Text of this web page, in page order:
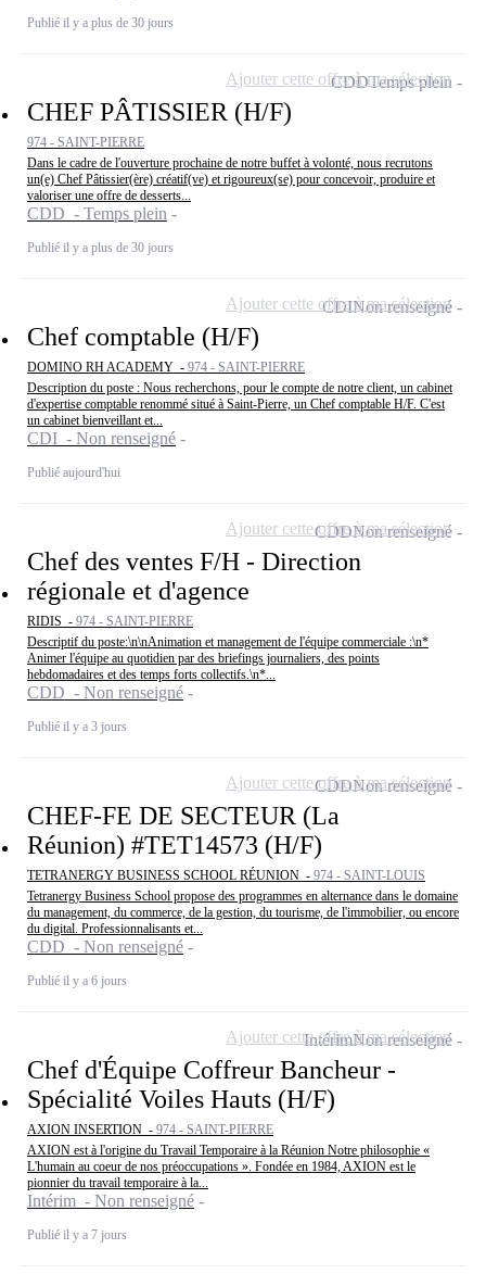
Publié il y a plus de 30 jours
CHEF PÂTISSIER (H/F)
974 - SAINT-PIERRE
Dans le cadre de l'ouverture prochaine de notre buffet à volonté, nous recrutons
un(e) Chef Pâtissier(ère) créatif(ve) et rigoureux(se) pour concevoir, produire et
valoriser une offre de desserts...
CDD - Temps plein
Publié il y a plus de 30 jours
CDDTemps plein
Ajouter cette offre à ma sélection
Chef comptable (H/F)
DOMINO RH ACADEMY - 974 - SAINT-PIERRE
Description du poste : Nous recherchons, pour le compte de notre client, un cabinet
d'expertise comptable renommé situé à Saint-Pierre, un Chef comptable H/F. C'est
un cabinet bienveillant et...
CDI - Non renseigné
Publié aujourd'hui
CDINon renseigné
Ajouter cette offre à ma sélection
Chef des ventes F/H - Direction
régionale et d'agence
RIDIS - 974 - SAINT-PIERRE
Descriptif du poste:\n\nAnimation et management de l'équipe commerciale :\n*
Animer l'équipe au quotidien par des briefings journaliers, des points
hebdomadaires et des temps forts collectifs.\n*...
CDD - Non renseigné
Publié il y a 3 jours
CDDNon renseigné
Ajouter cette offre à ma sélection
CHEF-FE DE SECTEUR (La
Réunion) #TET14573 (H/F)
TETRANERGY BUSINESS SCHOOL RÉUNION - 974 - SAINT-LOUIS
Tetranergy Business School propose des programmes en alternance dans le domaine
du management, du commerce, de la gestion, du tourisme, de l'immobilier, ou encore
du digital. Professionnalisants et...
CDD - Non renseigné
Publié il y a 6 jours
CDDNon renseigné
Ajouter cette offre à ma sélection
Chef d'Équipe Coffreur Bancheur -
Spécialité Voiles Hauts (H/F)
AXION INSERTION - 974 - SAINT-PIERRE
AXION est à l'origine du Travail Temporaire à la Réunion Notre philosophie «
L'humain au coeur de nos préoccupations ». Fondée en 1984, AXION est le
pionnier du travail temporaire à la...
Intérim - Non renseigné
Publié il y a 7 jours
IntérimNon renseigné
Ajouter cette offre à ma sélection